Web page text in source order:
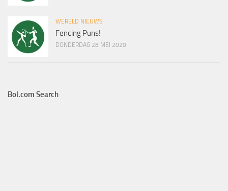
WERELD NIEUWS
Fencing Puns!
DONDERDAG 28 MEI 2020
Bol.com Search